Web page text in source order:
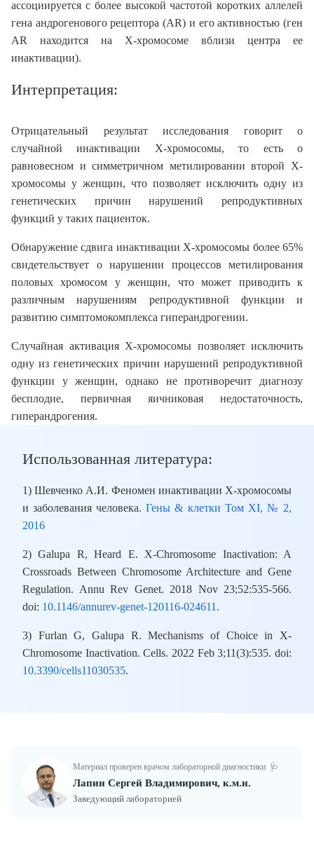
ассоциируется с более высокой частотой коротких аллелей
гена андрогенового рецептора (АR) и его активностью (ген
AR находится на Х-хромосоме вблизи центра ее
инактивации).
Интерпретация:
Отрицательный результат исследования говорит о
случайной инактивации X-хромосомы, то есть о
равновесном и симметричном метилировании второй X-
хромосомы у женщин, что позволяет исключить одну из
генетических причин нарушений репродуктивных
функций у таких пациенток.
Обнаружение сдвига инактивации X-хромосомы более 65%
свидетельствует о нарушении процессов метилирования
половых хромосом у женщин, что может приводить к
различным нарушениям репродуктивной функции и
развитию симптомокомплекса гиперандрогении.
Случайная активация X-хромосомы позволяет исключить
одну из генетических причин нарушений репродуктивной
функции у женщин, однако не противоречит диагнозу
бесплодие, первичная яичниковая недостаточность,
гиперандрогения.
Использованная литература:
1) Шевченко А.И. Феномен инактивации Х-хромосомы
и заболевания человека.Гены & клетки Том XI, № 2,
2016
2) Galupa R, Heard E. X-Chromosome Inactivation: A
Crossroads Between Chromosome Architecture and Gene
Regulation. Annu Rev Genet. 2018 Nov 23;52:535-566.
doi: 10.1146/annurev-genet-120116-024611 .
3) Furlan G, Galupa R. Mechanisms of Choice in X-
Chromosome Inactivation. Cells. 2022 Feb 3;11(3):535. doi:
10.3390/cells11030535.
Материал проверен врачом лабораторной диагностики 🩺
Лапин Сергей Владимирович, к.м.н.
Заведующий лабораторией